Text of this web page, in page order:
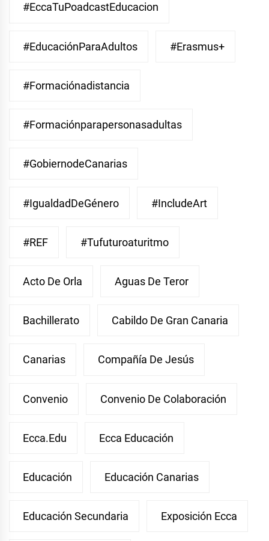
#EccaTuPoadcastEducacion
#EducaciónParaAdultos #Erasmus+
#Formaciónadistancia
#Formaciónparapersonasadultas
#GobiernodeCanarias
#IgualdadDeGénero #IncludeArt
#REF #Tufuturoaturitmo
Acto De Orla Aguas De Teror
Bachillerato Cabildo De Gran Canaria
Canarias Compañía De Jesús
Convenio Convenio De Colaboración
Ecca.edu Ecca Educación
Educación Educación Canarias
Educación Secundaria Exposición Ecca